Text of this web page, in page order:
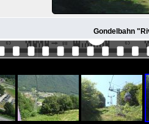
Gondelbahn